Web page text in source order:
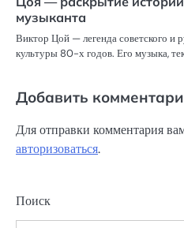
музыканта
Виктор Цой — легенда советского и
культуры 80-х годов. Его музыка,
Добавить
Для отправки комментария
авторизоваться.
Поиск